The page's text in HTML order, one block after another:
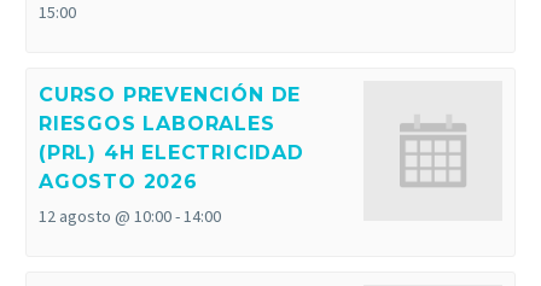
15:00
CURSO PREVENCIÓN DE
RIESGOS LABORALES
(PRL) 4H ELECTRICIDAD
AGOSTO 2026
12 agosto @ 10:00-14:00